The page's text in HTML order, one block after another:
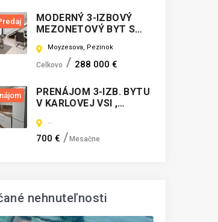
MODERNÝ 3-IZBOVÝ
MEZONETOVÝ BYT S
MESTA PEZINOK
Moyzesova, Pezinok
Celkovo 288 000 €
PRENÁJOM 3-IZB. BYTU
V KARLOVEJ VSI ,
ZARIADENÝ, SEGNEROVA
UL.
Segnerova, Bratislava-Karlova Ves
700 € Mesačne
nehnuteľnosti